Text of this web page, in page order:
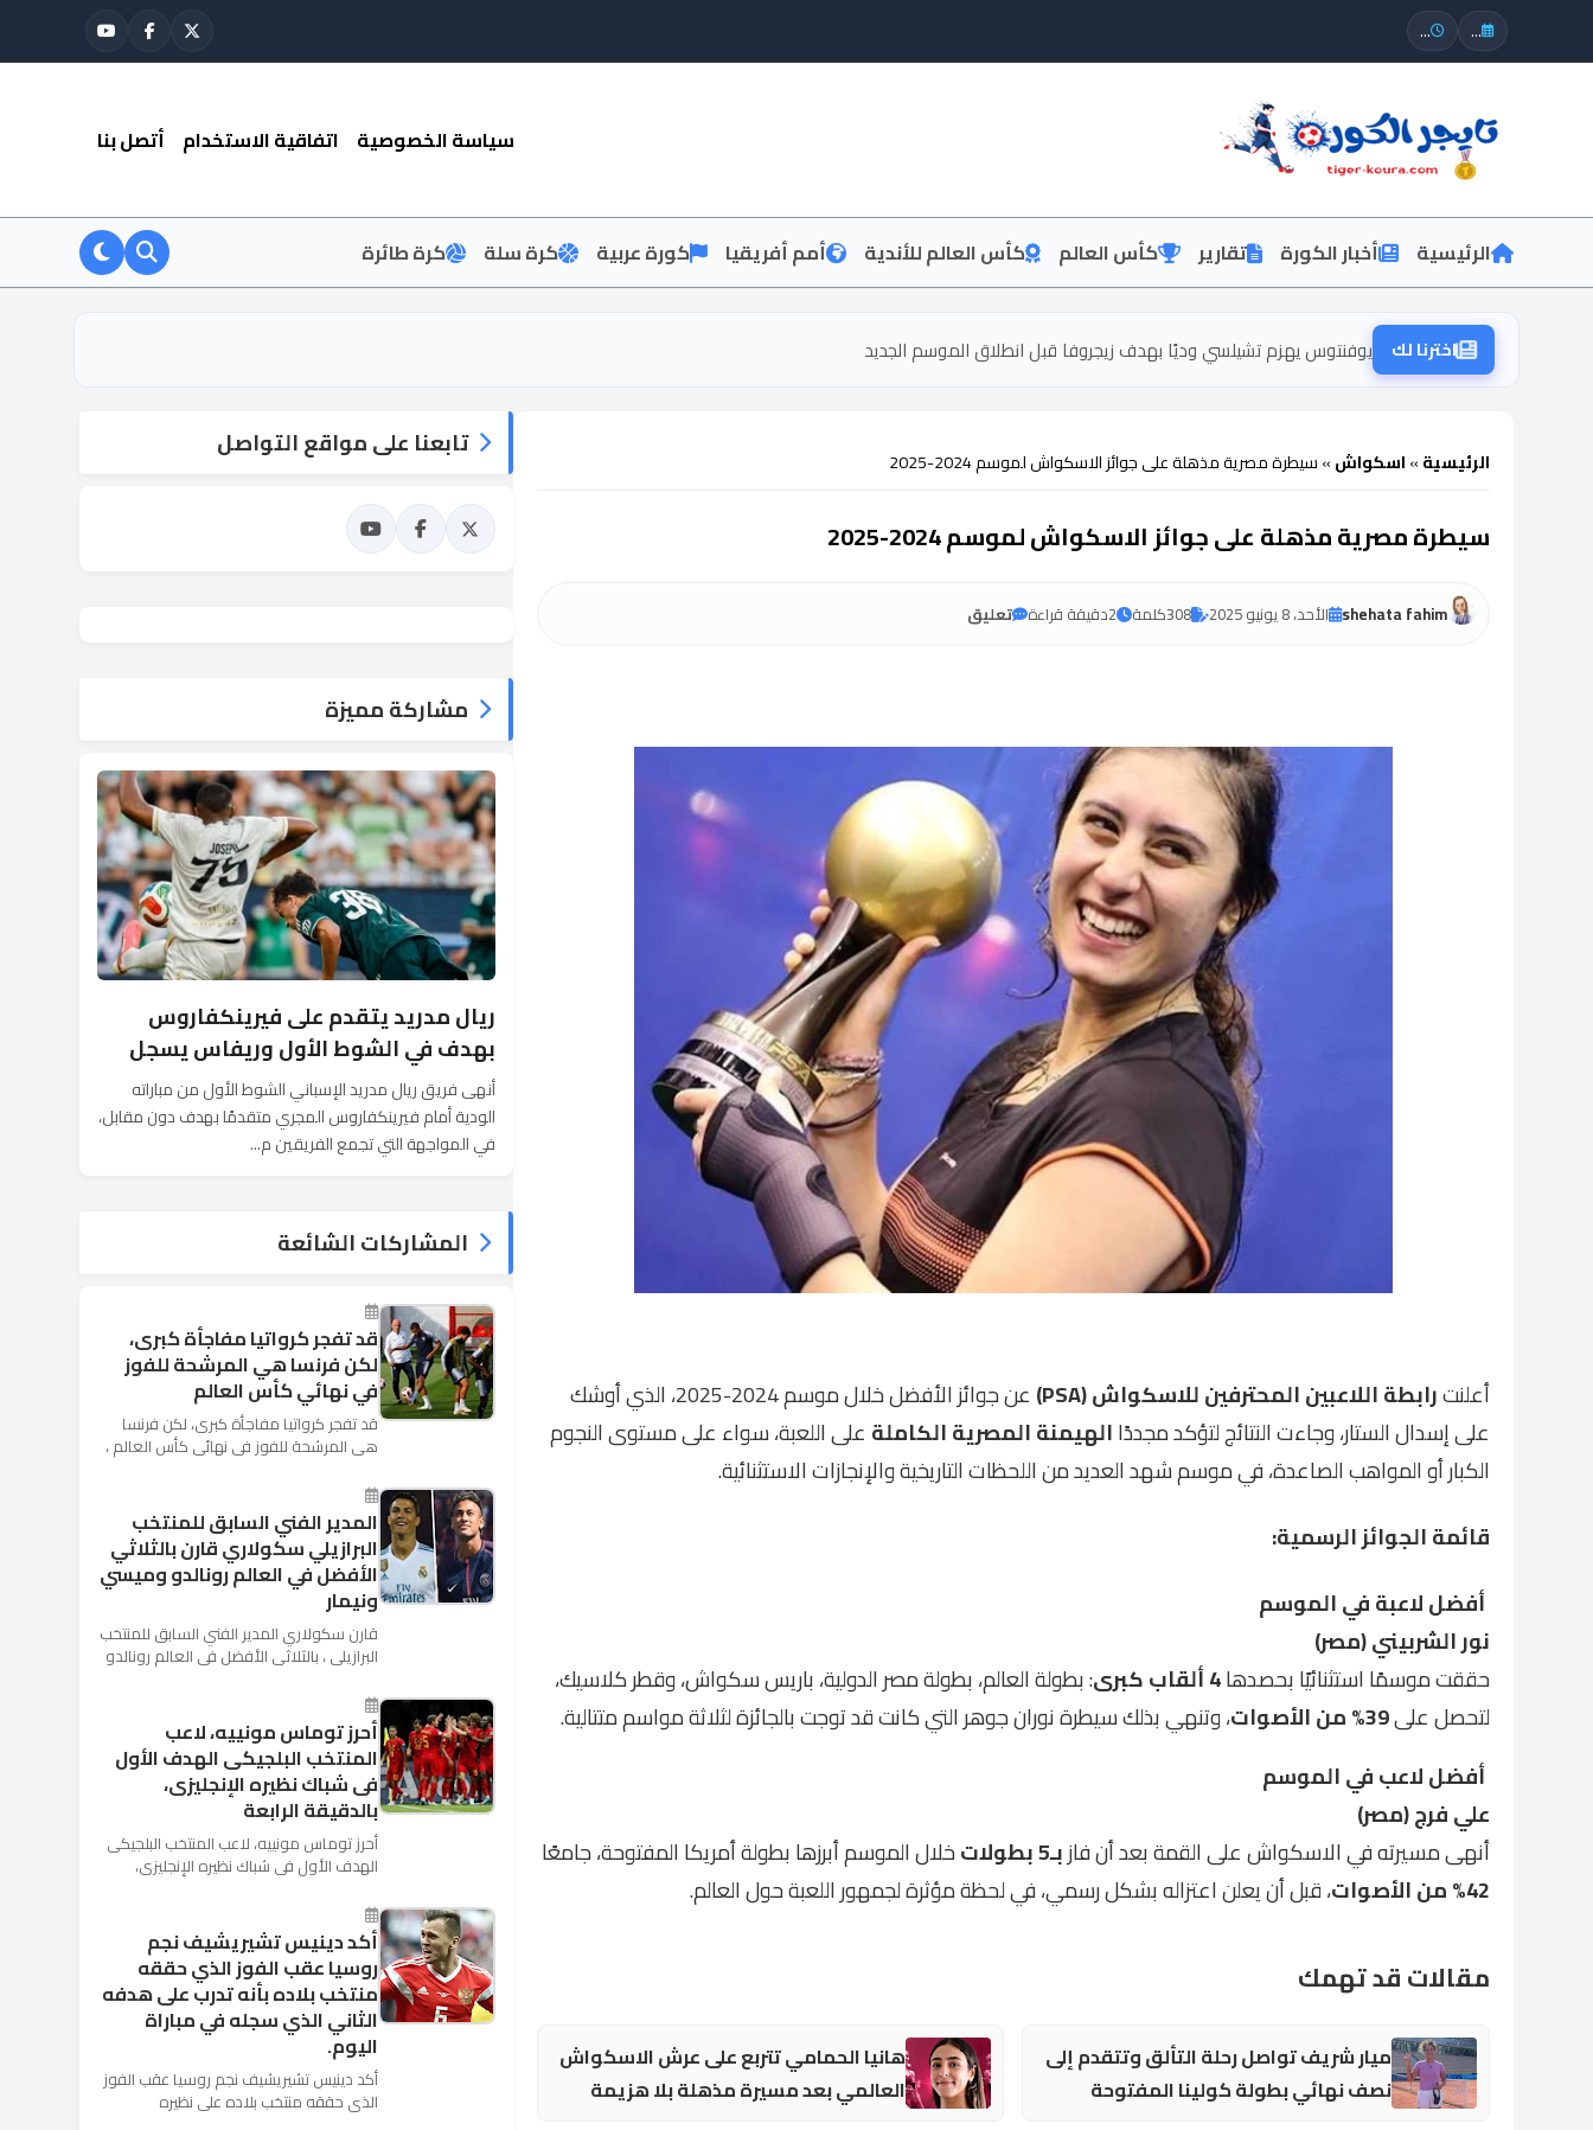
...
...
سياسة الخصوصية اتفاقية الاستخدام أتصل بنا
الرئيسية أخبار الكورة تقارير كأس العالم كأس العالم للأندية أمم أفريقيا كورة عربية كرة سلة كرة طائرة
اخترنا لك يوفنتوس يهزم تشيلسي وديًا بهدف زيجروفا قبل انطلاق الموسم الجديد
الرئيسية»اسكواش»سيطرة مصرية مذهلة على جوائز الاسكواش لموسم 2024-2025
سيطرة مصرية مذهلة على جوائز الاسكواش لموسم 2024-2025
shehata fahim الأحد، 8 يونيو 2025 308كلمة 2دقيقة قراءة تعليق
أعلنترابطة اللاعبين المحترفين للاسكواش (PSA)
عن جوائز الأفضل خلال موسم 2024-2025، الذي أوشك
على إسدال الستار، وجاءت النتائج لتؤكد مجددًاالهيمنة المصرية الكاملة على اللعبة، سواء على مستوى النجوم
الكبار أو المواهب الصاعدة، في موسم شهد العديد من اللحظات التاريخية والإنجازات الاستثنائية.
قائمة الجوائز الرسمية:
أفضل لاعبة في الموسم
نور الشربيني (مصر)
حققت موسمًا استثنائيًا بحصدها4 ألقاب كبرى
: بطولة العالم، بطولة مصر الدولية، باريس سكواش، وقطر كلاسيك،
لتحصل على39% من الأصوات
، وتنهي بذلك سيطرة نوران جوهر التي كانت قد توجت بالجائزة لثلاثة مواسم متتالية.
أفضل لاعب في الموسم
علي فرج (مصر)
أنهى مسيرته في الاسكواش على القمة بعد أن فازبـ5 بطولات
خلال الموسم أبرزها بطولة أمريكا المفتوحة، جامعًا
42% من الأصوات
، قبل أن يعلن اعتزاله بشكل رسمي، في لحظة مؤثرة لجمهور اللعبة حول العالم.
مقالات قد تهمك
ميار شريف تواصل رحلة التألق وتتقدم إلى
نصف نهائي بطولة كولينا المفتوحة
هانيا الحمامي تتربع على عرش الاسكواش
العالمي بعد مسيرة مذهلة بلا هزيمة
تابعنا على مواقع التواصل
مشاركة مميزة
ريال مدريد يتقدم على فيرينكفاروس
بهدف في الشوط الأول وريفاس يسجل
أنهى فريق ريال مدريد الإسباني الشوط الأول من مباراته
الودية أمام فيرينكفاروس المجري متقدمًا بهدف دون مقابل،
في المواجهة التي تجمع الفريقين م...
المشاركات الشائعة
قد تفجر كرواتيا مفاجأة كبرى،
لكن فرنسا هي المرشحة للفوز
في نهائي كأس العالم
قد تفجر كرواتيا مفاجأة كبرى، لكن فرنسا
هي المرشحة للفوز في نهائي كأس العالم ،
الروسية في يوم شديد الح...
المدير الفني السابق للمنتخب
البرازيلي سكولاري قارن بالثلاثي
الأفضل في العالم رونالدو وميسي
ونيمار
قارن سكولاري المدير الفني السابق للمنتخب
البرازيلي ، بالثلاثي الأفضل في العالم رونالدو
نجم ...
أحرز توماس مونييه، لاعب
المنتخب البلجيكى الهدف الأول
فى شباك نظيره الإنجليزى،
بالدقيقة الرابعة
أحرز توماس مونييه، لاعب المنتخب البلجيكى
الهدف الأول فى شباك نظيره الإنجليزى،
بينهما حاليا على م...
أكد دينيس تشيريشيف نجم
روسيا عقب الفوز الذي حققه
منتخب بلاده بأنه تدرب على هدفه
الثاني الذي سجله في مباراة
اليوم.
أكد دينيس تشيريشيف نجم روسيا عقب الفوز
الذي حققه منتخب بلاده على نظيره